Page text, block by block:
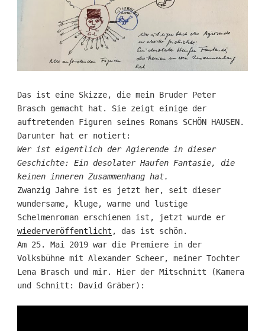
Das ist eine Skizze, die mein Bruder Peter
Brasch gemacht hat. Sie zeigt einige der
auftretenden Figuren seines Romans SCHÖN HAUSEN.
Darunter hat er notiert:
Wer ist eigentlich der Agierende in dieser
Geschichte: Ein desolater Haufen Fantasie, die
keinen inneren Zusammenhang hat.
Zwanzig Jahre ist es jetzt her, seit dieser
wundersame, kluge, warme und lustige
Schelmenroman erschienen ist, jetzt wurde er
wiederveröffentlicht , das ist schön.
Am 25. Mai 2019 war die Premiere in der
Volksbühne mit Alexander Scheer, meiner Tochter
Lena Brasch und mir. Hier der Mitschnitt (Kamera
und Schnitt: David Gräber):